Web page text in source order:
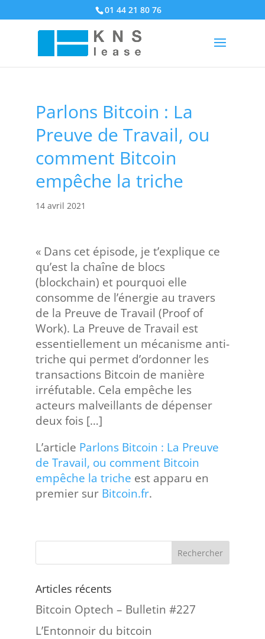
01 44 21 80 76
Parlons Bitcoin : La
Preuve de Travail, ou
comment Bitcoin
empêche la triche
14 avril 2021
« Dans cet épisode, je t’explique ce
qu’est la chaîne de blocs
(blockchain) et pourquoi elle
consomme de l’énergie au travers
de la Preuve de Travail (Proof of
Work). La Preuve de Travail est
essentiellement un mécanisme anti-
triche qui permet d’ordonner les
transactions Bitcoin de manière
irréfutable. Cela empêche les
acteurs malveillants de dépenser
deux fois […]
L’article Parlons Bitcoin : La Preuve
de Travail, ou comment Bitcoin
empêche la triche est apparu en
premier sur Bitcoin.fr.
Articles récents
Bitcoin Optech – Bulletin #227
L’Entonnoir du bitcoin